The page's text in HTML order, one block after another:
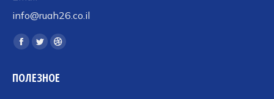
info@ruah26.co.il
Ищите нас:
Страница
открывается
Страница
открывается
Страница
открывается
ПОЛЕЗНОЕ